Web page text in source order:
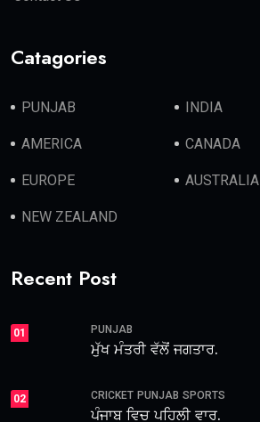
Catagories
PUNJAB INDIA
AMERICA CANADA
EUROPE AUSTRALIA
NEW ZEALAND
Recent Post
01 PUNJAB
ਮੁੱਖ ਮੰਤਰੀ ਵੱਲੋਂ ਜਗਤਾਰ.
02 CRICKET PUNJAB SPORTS
ਪੰਜਾਬ ਵਿਚ ਪਹਿਲੀ ਵਾਰ.